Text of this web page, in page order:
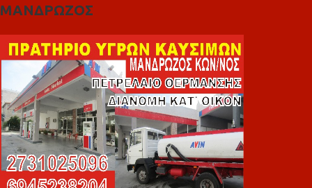
ΜΑΝΔΡΩΖΟΣ